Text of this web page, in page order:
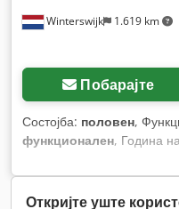
Winterswijk 1.619 km
Побарајте
Состојба: половен,
функционален, Година
,
на гориво:електричен,
височина:2.470 мм, тип
Откријте уште